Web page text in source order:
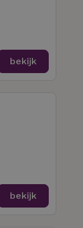
bekijk
bekijk